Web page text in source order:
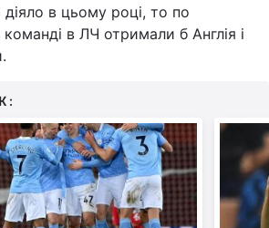
в цьому році, то по
команді в ЛЧ отримали б Англія і